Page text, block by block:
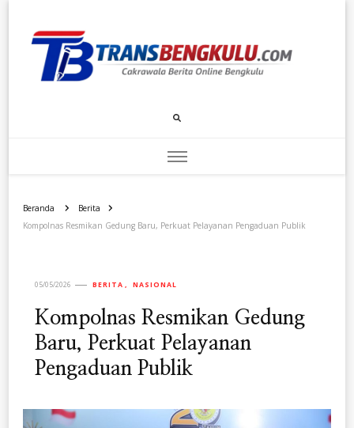
Transbengkulu.com
Beranda
Berita
Kompolnas Resmikan Gedung Baru, Perkuat Pelayanan Pengaduan Publik
05/05/2026 BERITA NASIONAL
Kompolnas Resmikan Gedung
Baru, Perkuat Pelayanan
Pengaduan Publik